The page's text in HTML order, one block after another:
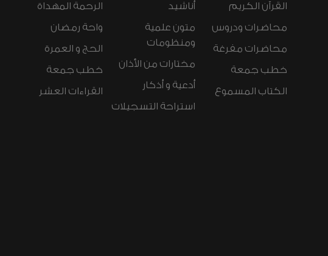
القرآن الكريم
محاضرات ودروس
محاضرات مفرغة
خطب جمعة
الكتاب المسموع
أناشيد
متون علمية
ومنظومات
مختارات من الأذان
أدعية و أذكار
استراحة التسجيلات
الرحمة المهداة
واحة رمضان
الحج و العمرة
خطب جمعة
القراءات العشر